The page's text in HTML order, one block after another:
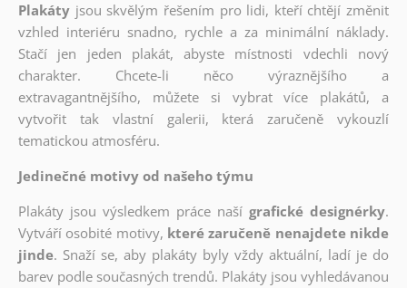
Plakáty jsou skvělým řešením pro lidi, kteří chtějí změnit
vzhled interiéru snadno, rychle a za minimální náklady.
Stačí jen jeden plakát, abyste místnosti vdechli nový
charakter. Chcete-li něco výraznějšího a
extravagantnějšího, můžete si vybrat více plakátů, a
vytvořit tak vlastní galerii, která zaručeně vykouzlí
tematickou atmosféru.
Jedinečné motivy od našeho týmu
Plakáty jsou výsledkem práce naší grafické designérky.
Vytváří osobité motivy, které zaručeně nenajdete nikde
jinde. Snaží se, aby plakáty byly vždy aktuální, ladí je do
barev podle současných trendů. Plakáty jsou vyhledávanou